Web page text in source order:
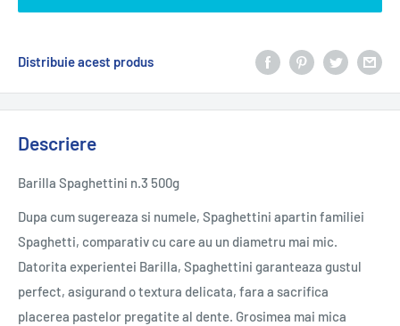
Distribuie acest produs
Descriere
Barilla Spaghettini n.3 500g
Dupa cum sugereaza si numele, Spaghettini apartin familiei
Spaghetti, comparativ cu care au un diametru mai mic.
Datorita experientei Barilla, Spaghettini garanteaza gustul
perfect, asigurand o textura delicata, fara a sacrifica
placerea pastelor pregatite al dente. Grosimea mai mica